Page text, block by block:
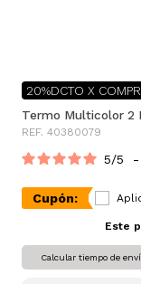
20%DCTO X
Termo Multicolor 2
REF. 40380079
5/5 -
Cupón:
Este
Calcular tiempo de